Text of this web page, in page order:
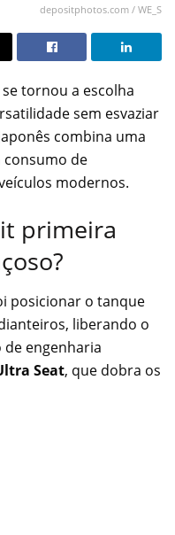
depositphotos.com / WE_S
se tornou a escolha
sem esvaziar
combina uma
de
modernos.
primeira
posicionar o tanque
liberando o
de engenharia
Seat, que dobra os